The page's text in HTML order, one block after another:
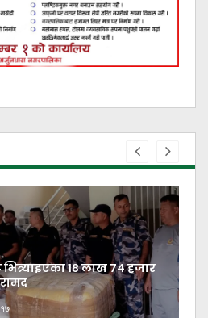
१८ लाख ७४ हजार